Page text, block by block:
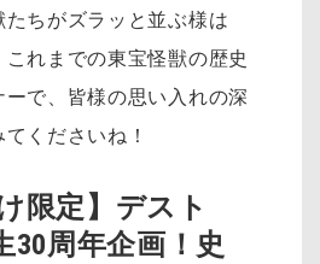
ちがズラッと並ぶ様は
これまでの東宝怪獣の歴史
で、皆様の思い入れの深
くださいね！
限定】デスト
30周年企画！史